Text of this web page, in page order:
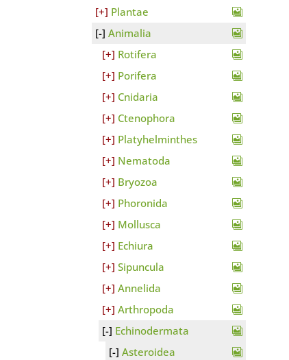
Plantae
Animalia
Rotifera
Porifera
Cnidaria
Ctenophora
Platyhelminthes
Nematoda
Bryozoa
Phoronida
Mollusca
Echiura
Sipuncula
Annelida
Arthropoda
Echinodermata
Asteroidea